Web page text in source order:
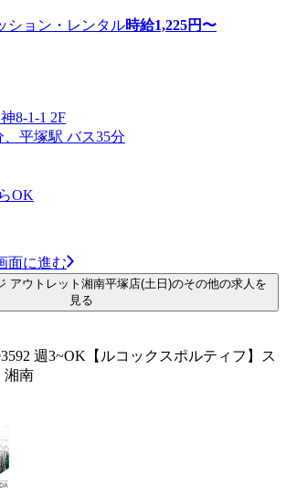
ション・レンタル時給1,225円〜
8-1-1 2F
平塚駅 バス35分
OK
面に進む
アウトレット湘南平塚店(土日)のその他の求人を
見る
週3~OK【ルコックスポルティフ】ス
湘南